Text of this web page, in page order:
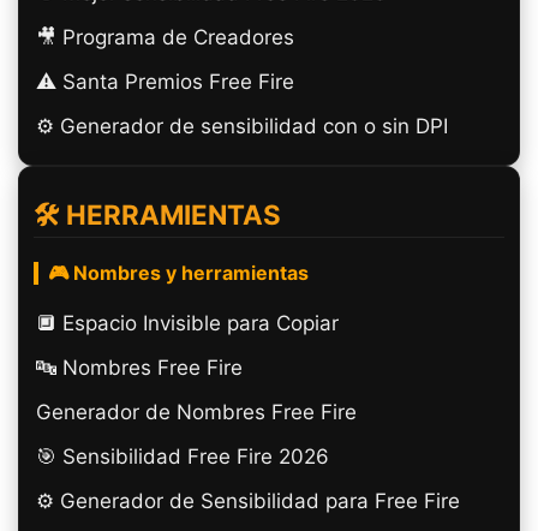
🎥 Programa de Creadores
⚠️ Santa Premios Free Fire
⚙️ Generador de sensibilidad con o sin DPI
🛠️ HERRAMIENTAS
🎮 Nombres y herramientas
🔲️ Espacio Invisible para Copiar
🔤 Nombres Free Fire
Generador de Nombres Free Fire
🎯 Sensibilidad Free Fire 2026
⚙️ Generador de Sensibilidad para Free Fire